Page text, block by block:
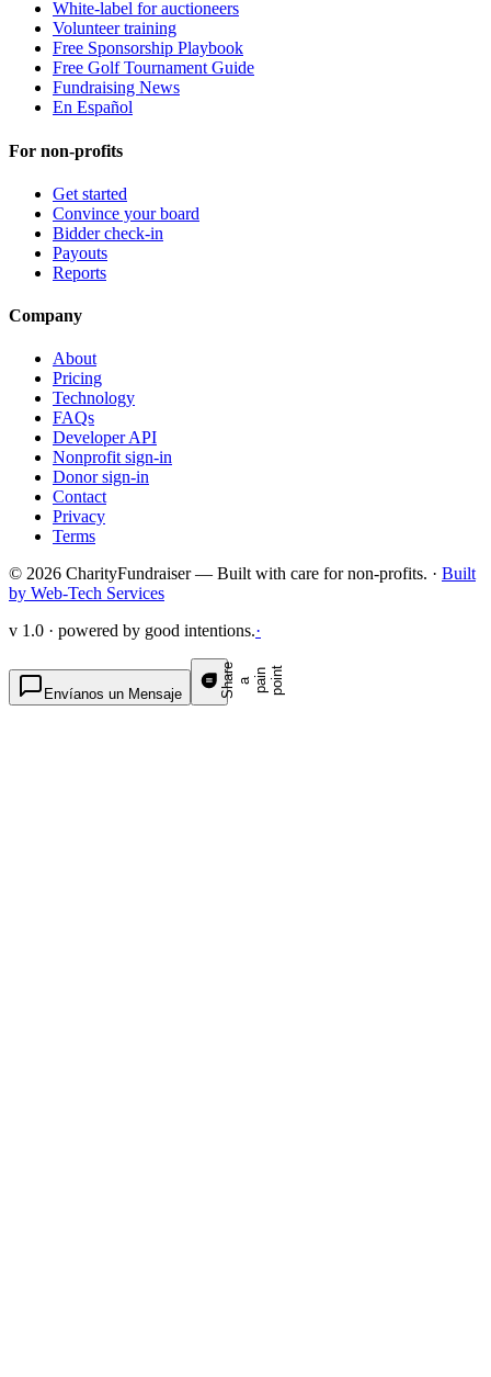
White-label for auctioneers
Volunteer training
Free Sponsorship Playbook
Free Golf Tournament Guide
Fundraising News
En Español
For non-profits
Get started
Convince your board
Bidder check-in
Payouts
Reports
Company
About
Pricing
Technology
FAQs
Developer API
Nonprofit sign-in
Donor sign-in
Contact
Privacy
Terms
© 2026 CharityFundraiser — Built with care for non-profits. · Built
by Web-Tech Services
v 1.0 · powered by good intentions.·
Envíanos un Mensaje S
h
a r
e a
p a
i n
p
o i n t